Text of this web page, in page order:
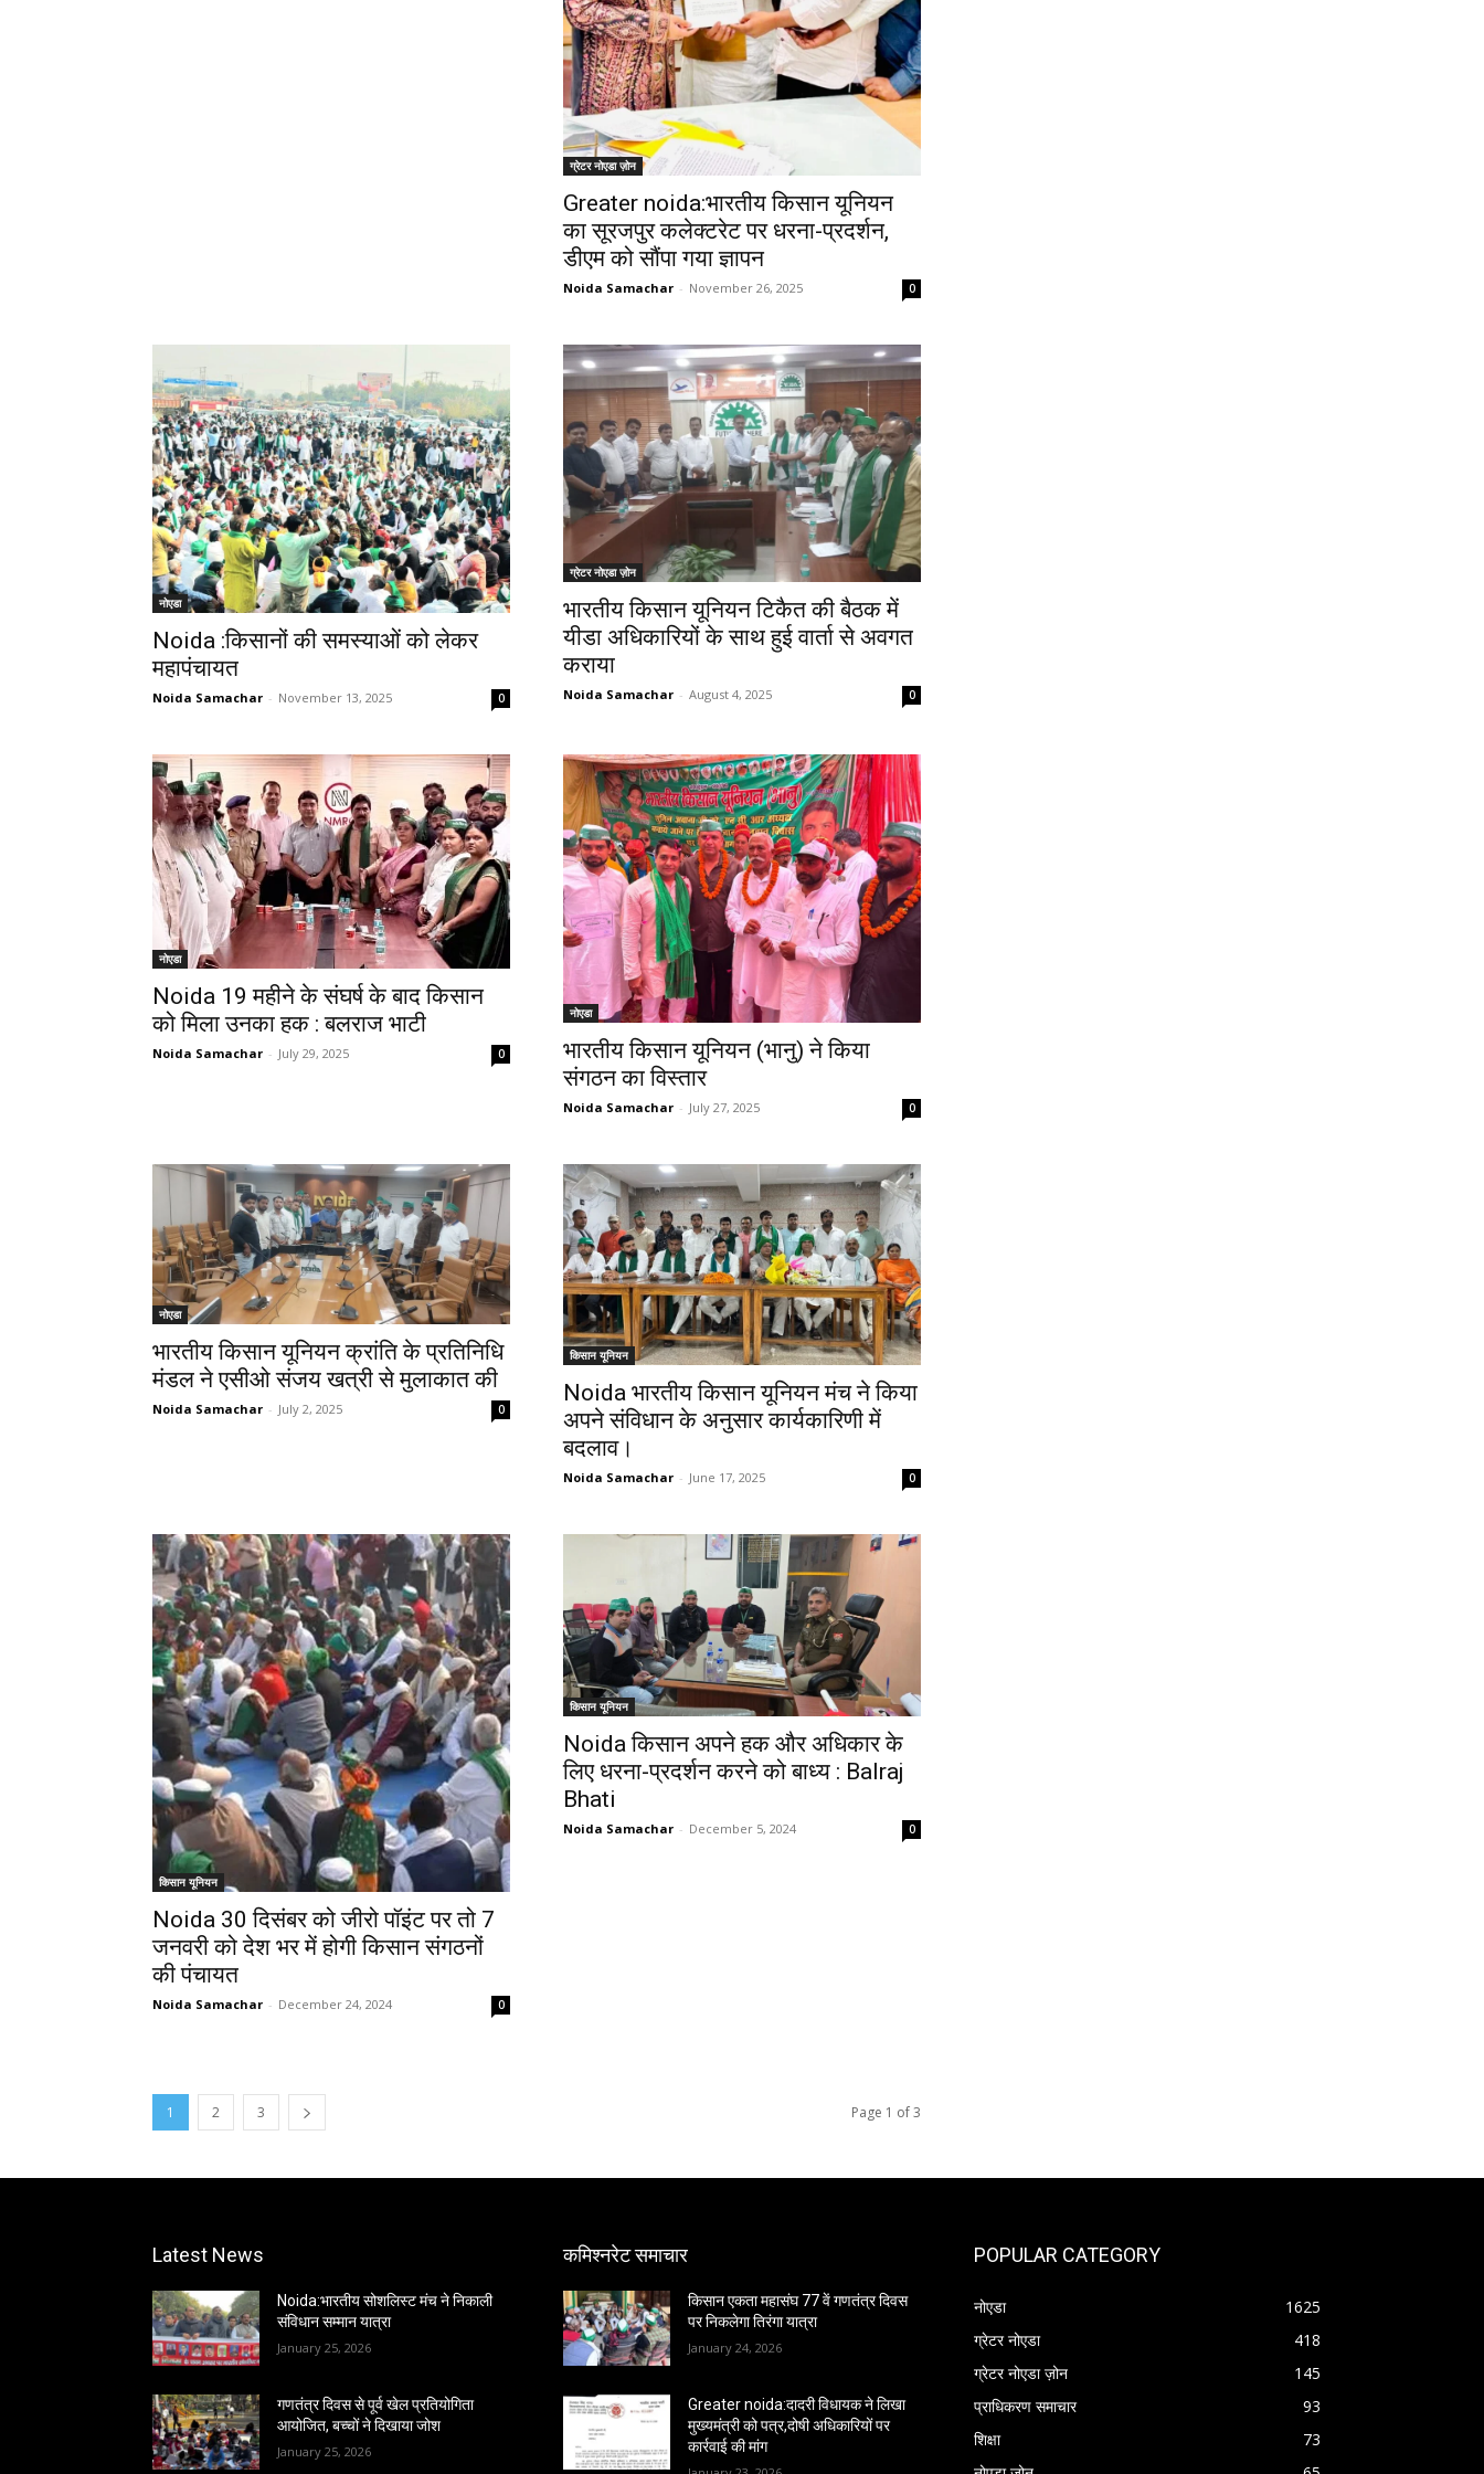
ग्रेटर नोएडा ज़ोन
Greater noida:भारतीय किसान यूनियन
का सूरजपुर कलेक्टरेट पर धरना-प्रदर्शन,
डीएम को सौंपा गया ज्ञापन
Noida Samachar - November 26, 2025 0
नोएडा
Noida :किसानों की समस्याओं को लेकर
महापंचायत
Noida Samachar - November 13, 2025 0
ग्रेटर नोएडा ज़ोन
भारतीय किसान यूनियन टिकैत की बैठक में
यीडा अधिकारियों के साथ हुई वार्ता से अवगत
कराया
Noida Samachar - August 4, 2025 0
नोएडा
Noida 19 महीने के संघर्ष के बाद किसान
को मिला उनका हक : बलराज भाटी
Noida Samachar - July 29, 2025 0
नोएडा
भारतीय किसान यूनियन (भानु) ने किया
संगठन का विस्तार
Noida Samachar - July 27, 2025 0
नोएडा
भारतीय किसान यूनियन क्रांति के प्रतिनिधि
मंडल ने एसीओ संजय खत्री से मुलाकात की
Noida Samachar - July 2, 2025 0
किसान यूनियन
Noida भारतीय किसान यूनियन मंच ने किया
अपने संविधान के अनुसार कार्यकारिणी में
बदलाव।
Noida Samachar - June 17, 2025 0
किसान यूनियन
Noida 30 दिसंबर को जीरो पॉइंट पर तो 7
जनवरी को देश भर में होगी किसान संगठनों
की पंचायत
Noida Samachar - December 24, 2024 0
किसान यूनियन
Noida किसान अपने हक और अधिकार के
लिए धरना-प्रदर्शन करने को बाध्य : Balraj
Bhati
Noida Samachar - December 5, 2024 0
1 2 3 Page 1 of 3
Latest News
Noida:भारतीय सोशलिस्ट मंच ने निकाली
संविधान सम्मान यात्रा
January 25, 2026
गणतंत्र दिवस से पूर्व खेल प्रतियोगिता
आयोजित, बच्चों ने दिखाया जोश
January 25, 2026
कमिश्नरेट समाचार
किसान एकता महासंघ 77 वें गणतंत्र दिवस
पर निकलेगा तिरंगा यात्रा
January 24, 2026
Greater noida:दादरी विधायक ने लिखा
मुख्यमंत्री को पत्र,दोषी अधिकारियों पर
कार्रवाई की मांग
POPULAR CATEGORY
नोएडा
1625
ग्रेटर नोएडा
418
ग्रेटर नोएडा ज़ोन
145
प्राधिकरण समाचार
93
शिक्षा
73